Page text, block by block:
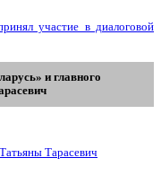
участие в диалоговой
и главного
Тарасевич